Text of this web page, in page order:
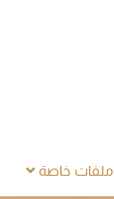
ملفات خاصة